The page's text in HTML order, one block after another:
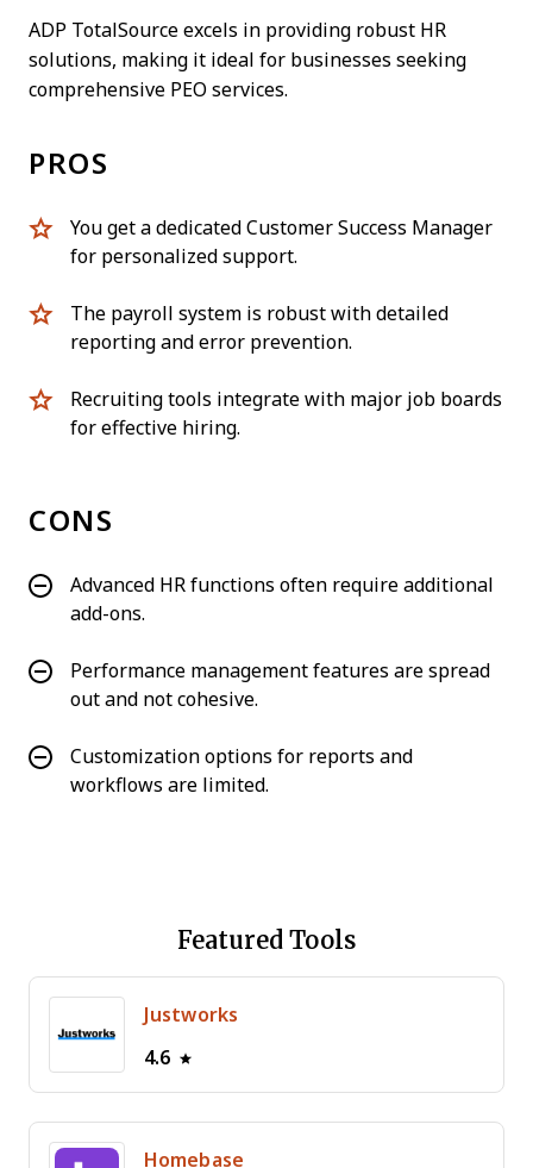
ADP TotalSource excels in providing robust HR
solutions, making it ideal for businesses seeking
comprehensive PEO services.
PROS
You get a dedicated Customer Success Manager
for personalized support.
The payroll system is robust with detailed
reporting and error prevention.
Recruiting tools integrate with major job boards
for effective hiring.
CONS
Advanced HR functions often require additional
add-ons.
Performance management features are spread
out and not cohesive.
Customization options for reports and
workflows are limited.
Featured Tools
Justworks
4.6
Homebase